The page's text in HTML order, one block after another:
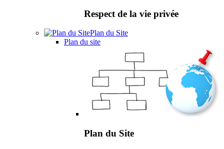
Respect de la vie privée
Plan du Site
Plan du site
Plan du Site